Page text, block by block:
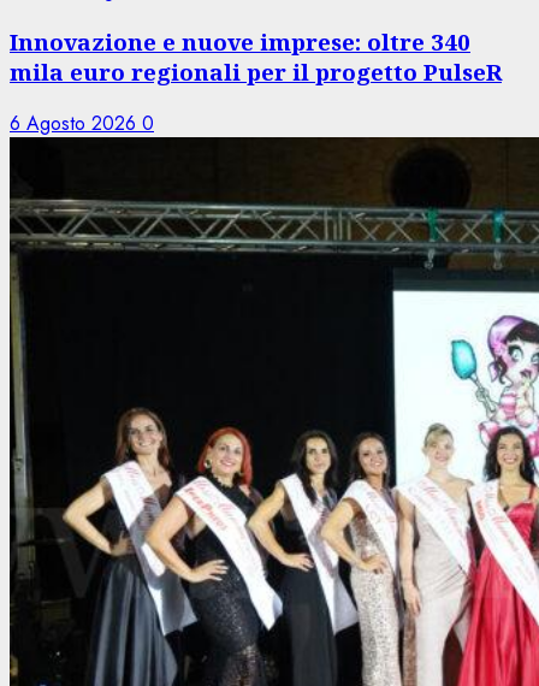
Innovazione e nuove imprese: oltre 340
mila euro regionali per il progetto PulseR
6 Agosto 2026 0